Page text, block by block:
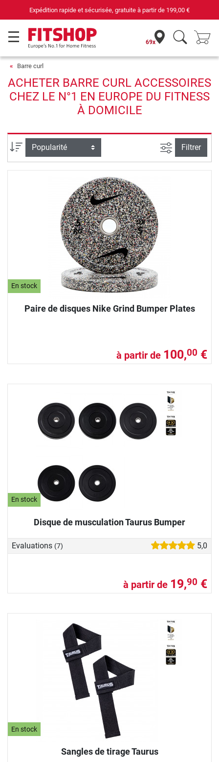
Expédition rapide et sécurisée, gratuite à partir de 199,00 €
69x
Barre curl
ACHETER BARRE CURL ACCESSOIRES
CHEZ LE N°1 EN EUROPE DU FITNESS
À DOMICILE
Trier par Filtrer la
Filtrer
En stock
Paire de disques Nike Grind Bumper Plates
à partir de 100,00 €
En stock
Disque de musculation Taurus Bumper
Evaluations (7) 5,0
à partir de 19,90 €
En stock
Sangles de tirage Taurus